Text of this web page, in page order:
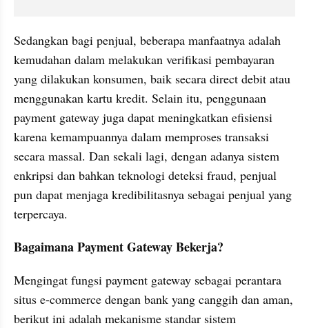
Sedangkan bagi penjual, beberapa manfaatnya adalah
kemudahan dalam melakukan verifikasi pembayaran
yang dilakukan konsumen, baik secara direct debit atau
menggunakan kartu kredit. Selain itu, penggunaan
payment gateway juga dapat meningkatkan efisiensi
karena kemampuannya dalam memproses transaksi
secara massal. Dan sekali lagi, dengan adanya sistem
enkripsi dan bahkan teknologi deteksi fraud, penjual
pun dapat menjaga kredibilitasnya sebagai penjual yang
terpercaya.
Bagaimana Payment Gateway Bekerja?
Mengingat fungsi payment gateway sebagai perantara
situs e-commerce dengan bank yang canggih dan aman,
berikut ini adalah mekanisme standar sistem